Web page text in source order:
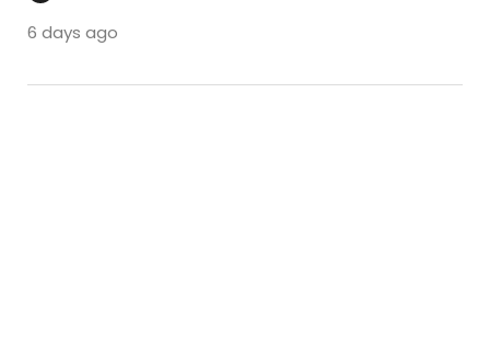
6 days ago